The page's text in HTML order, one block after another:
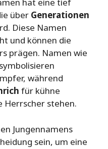
über Generationen
Diese Namen
und können die
prägen. Namen wie
symbolisieren
während
für kühne
Herrscher stehen.
Jungennamens
sein, um eine